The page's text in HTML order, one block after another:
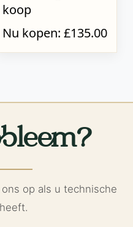
koop
Nu kopen: £135.00
op als u technische